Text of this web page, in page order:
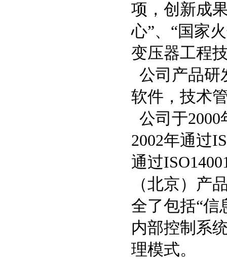
项，创新成
心”、“国家
变压器工程
公司产品研
软件，技术
公司于
2002年通过
通过
（北京）产
全了包括“信
内部控制系
理模式。